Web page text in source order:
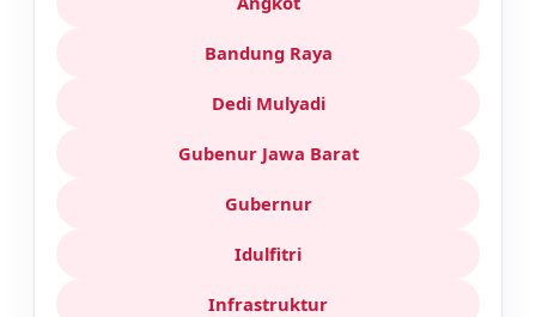
Bandung Raya
Dedi Mulyadi
Gubenur Jawa Barat
Gubernur
Idulfitri
Infrastruktur